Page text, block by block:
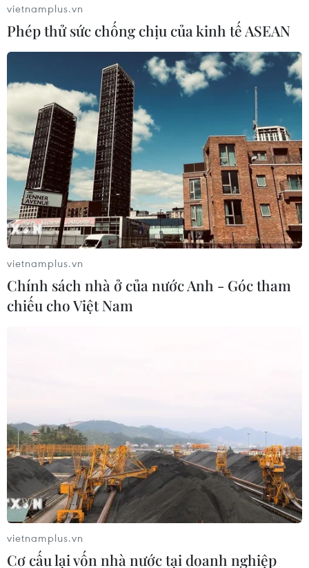
5 nguyên tắc theo hướng
dẫn của WHO trong chế biến thực phẩm
17/08/2019 04:08
Tổ chức Y tế thế giới (WHO) chỉ ra 5 nguyên tắc trong
chế biến để thực phẩm an toàn hơn. Đây là những
nguyên tắc rất dễ nhớ và đơn giản trong thực hành.
Kết nối doanh nghiệp Việt-Nhật trong
lĩnh vực thủy sản, thực phẩm
13/09/2019 11:33
vietnamplus.vn
Phép thử sức chống chịu của kinh tế ASEAN
vietnamplus.vn
Chính sách nhà ở của nước Anh - Góc tham
chiếu cho Việt Nam
vietnamplus.vn
Cơ cấu lại vốn nhà nước tại doanh nghiệp